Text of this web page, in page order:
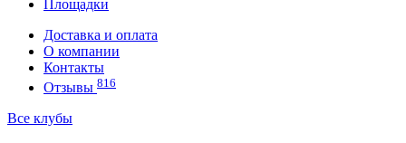
Площадки
Доставка и оплата
О компании
Контакты
Отзывы 816
Все клубы